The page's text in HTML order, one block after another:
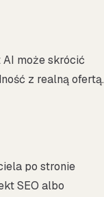
może skrócić
z realną ofertą.
po stronie
SEO albo